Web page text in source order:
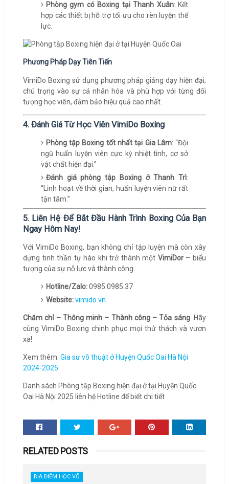
Phòng gym có Boxing tại Thanh Xuân: Kết
hợp các thiết bị hỗ trợ tối ưu cho rèn luyện thể
lực.
Phương Pháp Dạy Tiên Tiến
VimiDo Boxing sử dụng phương pháp giảng dạy hiện đại,
chú trọng vào sự cá nhân hóa và phù hợp với từng đối
tượng học viên, đảm bảo hiệu quả cao nhất.
4. Đánh Giá Từ Học Viên VimiDo Boxing
Phòng tập Boxing tốt nhất tại Gia Lâm: “Đội
ngũ huấn luyện viên cực kỳ nhiệt tình, cơ sở
vật chất hiện đại.”
Đánh giá phòng tập Boxing ở Thanh Trì:
“Linh hoạt về thời gian, huấn luyện viên nữ rất
tận tâm.”
5. Liên Hệ Để Bắt Đầu Hành Trình Boxing Của Bạn
Ngay Hôm Nay!
Với VimiDo Boxing, bạn không chỉ tập luyện mà còn xây
dựng tinh thần tự hào khi trở thành một VimiDor– biểu
tượng của sự nỗ lực và thành công.
Hotline/Zalo:0985.0985.37
Website:vimido.vn
Chăm chỉ – Thông minh – Thành công – Tỏa sáng. Hãy
cùng VimiDo Boxing chinh phục mọi thử thách và vươn
xa!
Xem thêm: Gia sư võ thuật ở Huyện Quốc Oai Hà Nội
2024-2025
Danh sách Phòng tập Boxing hiện đại ở tại Huyện Quốc
Oai Hà Nội 2025 liên hệ Hotline để biết chi tiết
RELATED POSTS
ĐỊA ĐIỂM HỌC VÕ